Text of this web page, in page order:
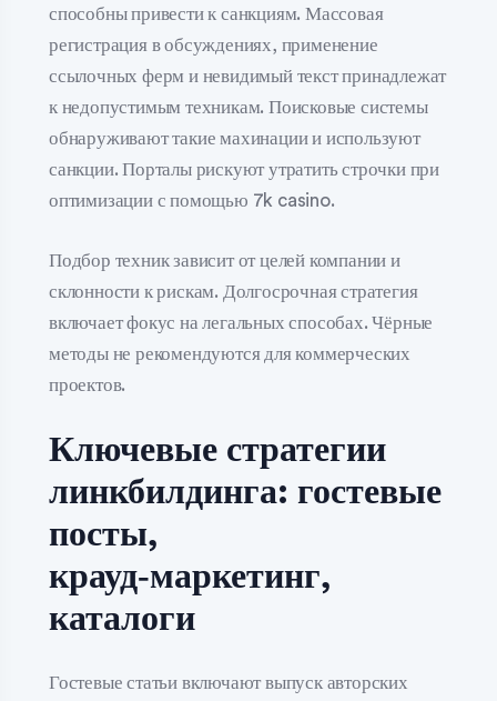
способны привести к санкциям. Массовая
регистрация в обсуждениях, применение
ссылочных ферм и невидимый текст принадлежат
к недопустимым техникам. Поисковые системы
обнаруживают такие махинации и используют
санкции. Порталы рискуют утратить строчки при
оптимизации с помощью 7k casino.
Подбор техник зависит от целей компании и
склонности к рискам. Долгосрочная стратегия
включает фокус на легальных способах. Чёрные
методы не рекомендуются для коммерческих
проектов.
Ключевые стратегии
линкбилдинга: гостевые
посты,
крауд‑маркетинг,
каталоги
Гостевые статьи включают выпуск авторских